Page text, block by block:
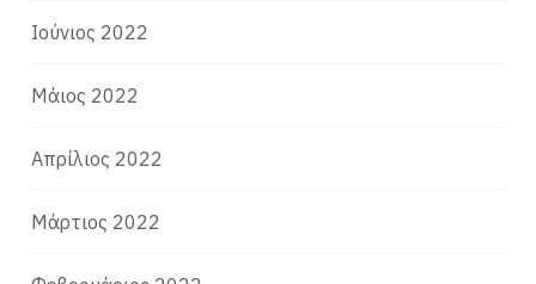
Ιούνιος 2022
Μάιος 2022
Απρίλιος 2022
Μάρτιος 2022